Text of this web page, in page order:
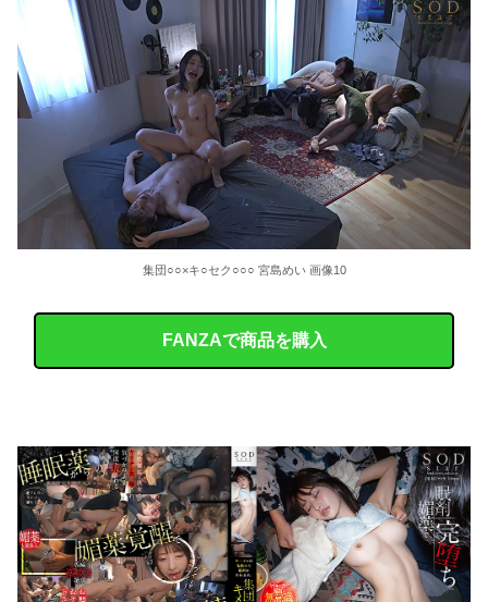
集団○○×キ○セク○○○ 宮島めい 画像10
FANZAで商品を購入